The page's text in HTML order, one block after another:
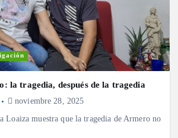
la tragedia, después de la tragedia
noviembre 28, 2025
Loaiza muestra que la tragedia de Armero no